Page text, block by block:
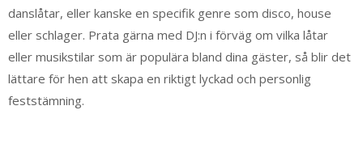
danslåtar, eller kanske en specifik genre som disco, house
eller schlager. Prata gärna med DJ:n i förväg om vilka låtar
eller musikstilar som är populära bland dina gäster, så blir det
lättare för hen att skapa en riktigt lyckad och personlig
feststämning.